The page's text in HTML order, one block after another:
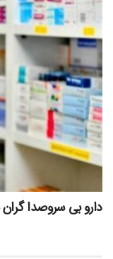
دارو بی سروصدا